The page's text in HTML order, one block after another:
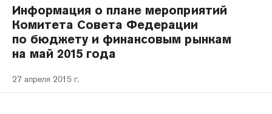
Информация о плане мероприятий
Комитета Совета Федерации
по бюджету и финансовым рынкам
на май 2015 года
27 апреля 2015 г.